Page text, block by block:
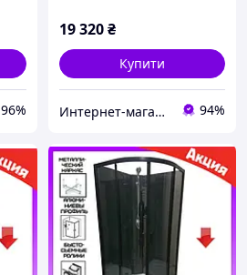
96%
19 320₴
Купити
Интернет-магазин Строй Дом 94%